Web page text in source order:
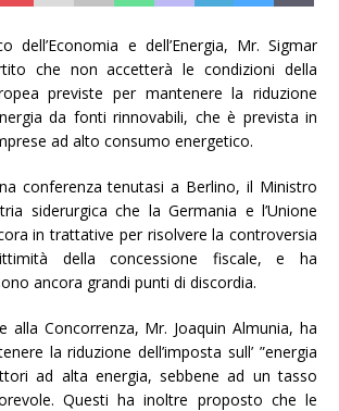
dell’Economia e dell’Energia, Mr. Sigmar
che non accetterà le condizioni della
previste per mantenere la riduzione
da fonti rinnovabili, che è prevista in
ad alto consumo energetico.
conferenza tenutasi a Berlino, il Ministro
siderurgica che la Germania e l’Unione
in trattative per risolvere la controversia
della concessione fiscale, e ha
ancora grandi punti di discordia.
alla Concorrenza, Mr. Joaquin Almunia, ha
la riduzione dell’imposta sull’ ”energia
ad alta energia, sebbene ad un tasso
Questi ha inoltre proposto che le